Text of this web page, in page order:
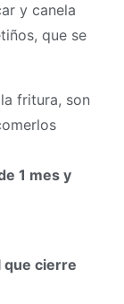
y canela
que se
fritura, son
1 mes y
que cierre